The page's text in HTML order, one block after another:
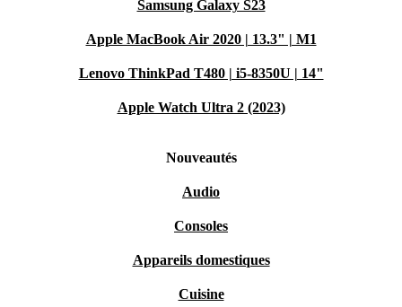
Samsung Galaxy S23
Apple MacBook Air 2020 | 13.3" | M1
Lenovo ThinkPad T480 | i5-8350U | 14"
Apple Watch Ultra 2 (2023)
Nouveautés
Audio
Consoles
Appareils domestiques
Cuisine